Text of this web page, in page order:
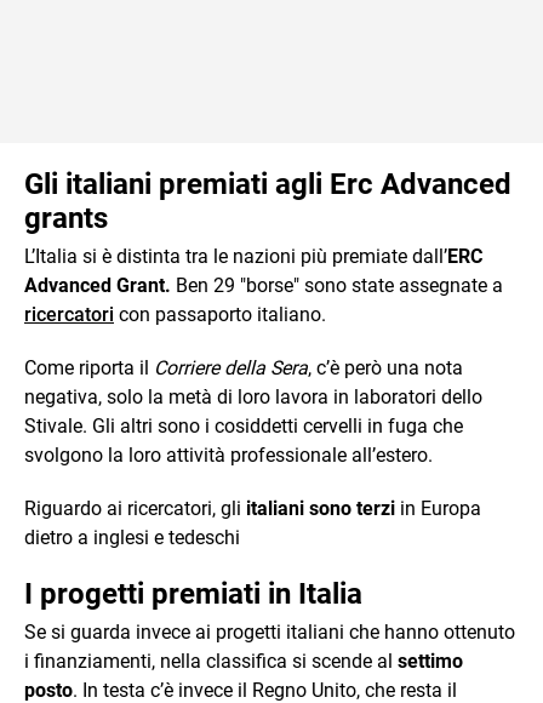
Gli italiani premiati agli Erc Advanced
grants
L’Italia si è distinta tra le nazioni più premiate dall’ERC
Advanced Grant. Ben 29 "borse" sono state assegnate a
ricercatori con passaporto italiano.
Come riporta il Corriere della Sera, c’è però una nota
negativa, solo la metà di loro lavora in laboratori dello
Stivale. Gli altri sono i cosiddetti cervelli in fuga che
svolgono la loro attività professionale all’estero.
Riguardo ai ricercatori, gli italiani sono terzi in Europa
dietro a inglesi e tedeschi
I progetti premiati in Italia
Se si guarda invece ai progetti italiani che hanno ottenuto
i finanziamenti, nella classifica si scende al settimo
posto. In testa c’è invece il Regno Unito, che resta il